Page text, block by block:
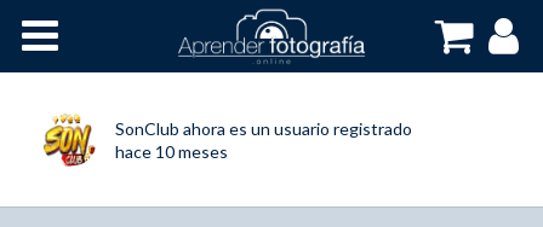
SonClub ahora es un usuario registrado
hace 10 meses